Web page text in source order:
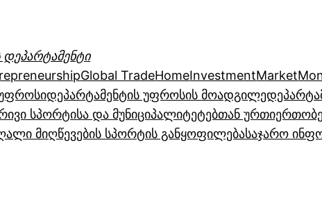
Global TradeHomeInvestmentMarket
დეპარტამენტის უფროსის მოადგილე
სპორტისა და მუნიციპალიტეტებთან
მიღწევების სპორტის განყოფილებასაჯარო